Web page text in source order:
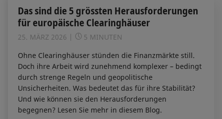
Das sind die 5 grössten Herausforderungen
für europäische Clearinghäuser
25. MÄRZ 2026
5 MINUTEN
Ohne Clearinghäuser stünden die Finanzmärkte still.
Doch ihre Arbeit wird zunehmend komplexer – bedingt
durch strenge Regeln und geopolitische
Unsicherheiten. Was bedeutet das für ihre Stabilität?
Und wie können sie den Herausforderungen
begegnen? Lesen Sie mehr in diesem Blog.